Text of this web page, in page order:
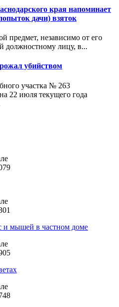
края напоминает
дачи) взяток
предмет, независимо от его
должностному лицу, в...
убийством
участка № 263
22 июля текущего года
и мышей в частном доме